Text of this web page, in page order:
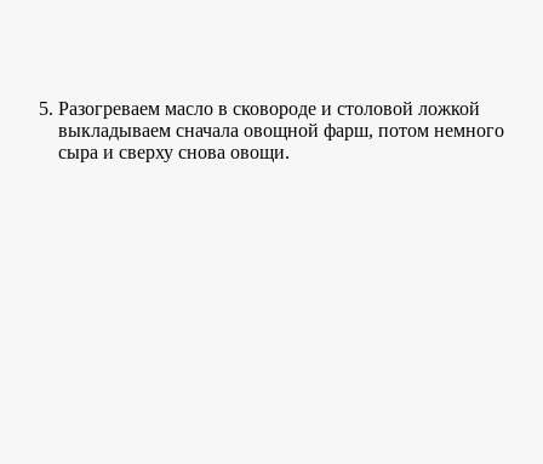
Разогреваем масло в сковороде и столовой ложкой
выкладываем сначала овощной фарш, потом немного
сыра и сверху снова овощи.